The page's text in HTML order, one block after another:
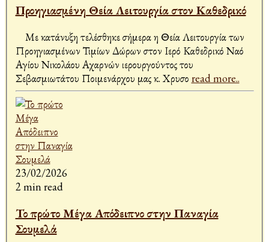
Προηγιασμένη Θεία Λειτουργία στον Καθεδρικό
Με κατάνυξη τελέσθηκε σήμερα η Θεία Λειτουργία των
Προηγιασμένων Τιμίων Δώρων στον Ιερό Καθεδρικό Ναό
Αγίου Νικολάου Αχαρνών ιερουργούντος του
Σεβασμιωτάτου Ποιμενάρχου μας κ. Χρυσο read more..
23/02/2026
2 min read
Το πρώτο Μέγα Απόδειπνο στην Παναγία
Σουμελά